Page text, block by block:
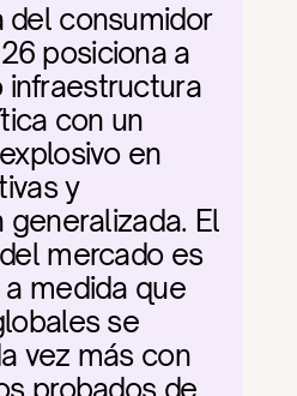
del consumidor
posiciona a
infraestructura
con un
en
y
generalizada. El
mercado es
medida que
se
vez más con
probados de